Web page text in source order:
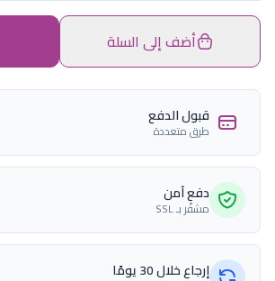
أضف إلى السلة
قبول الدفع
طرق متعددة
دفع آمن
مشفّر بـ SSL
إرجاع خلال 30 يومًا